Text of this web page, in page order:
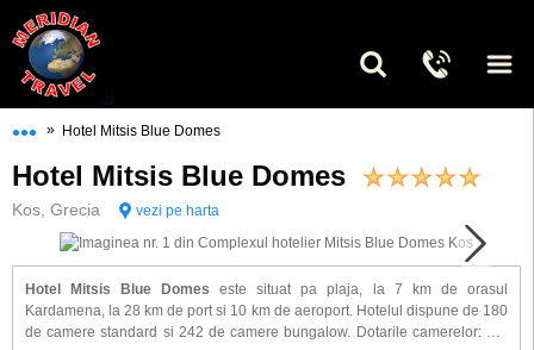
••• » Hotel Mitsis Blue Domes
Hotel Mitsis Blue Domes
Kos, Grecia vezi pe harta
Hotel Mitsis Blue Domes este situat pa plaja, la 7 km de orasul
Kardamena, la 28 km de port si 10 km de aeroport. Hotelul dispune de 180
de camere standard si 242 de camere bungalow. Dotarile camerelor: aer